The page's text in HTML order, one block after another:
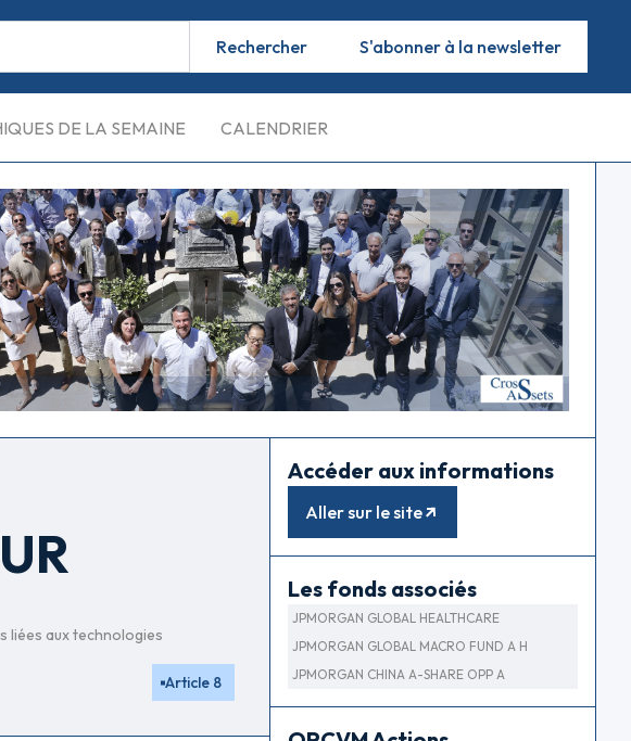
S'abonner à la newsletter
DE LA SEMAINE CALENDRIER
liées aux technologies
Article 8
Accéder aux informations
Aller sur le site
Les fonds associés
JPMORGAN GLOBAL HEALTHCARE
JPMORGAN GLOBAL MACRO FUND A H
JPMORGAN CHINA A-SHARE OPP A